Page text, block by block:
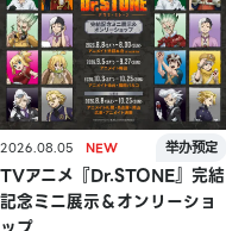
2026.08.05
TVアニメ『Dr.STONE』完結
記念ミニ展示＆オンリーショ